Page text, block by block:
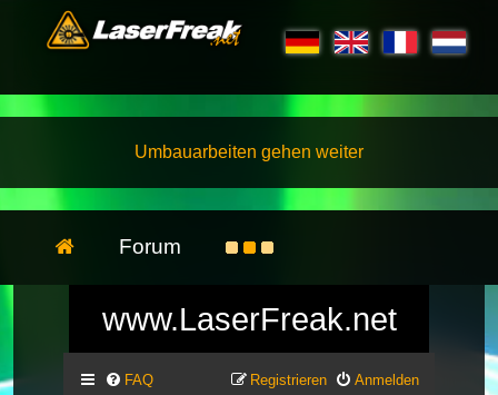
Umbauarbeiten gehen weiter
Forum
www.LaserFreak.net
FAQ Anmelden
Registrieren